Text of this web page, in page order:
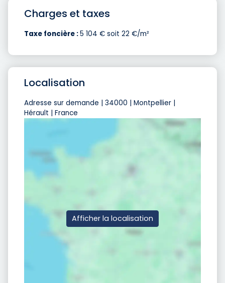
Charges et taxes
Taxe foncière :5 104 € soit 22 €/m²
Localisation
Adresse sur demande | 34000 | Montpellier |
Hérault | France
Afficher la localisation